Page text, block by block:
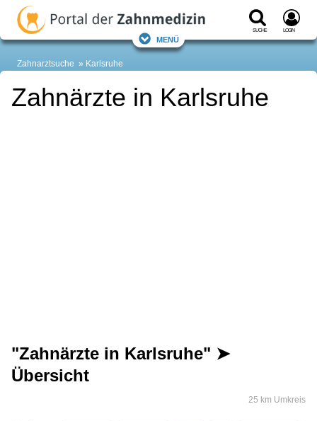
Suche Login
Menü
Zahnarztsuche Karlsruhe
Zahnärzte in Karlsruhe
"Zahnärzte in Karlsruhe" ➤
Übersicht
25 km Umkreis